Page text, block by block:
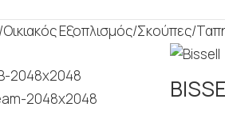
/Οικιακός Εξοπλισμός/Σκούπες/